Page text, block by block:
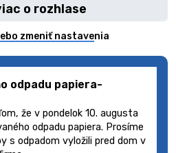
o rozhlase
zmeniť nastavenia
odpadu papiera-
že v pondelok 10. augusta
odpadu papiera. Prosíme
s odpadom vyložili pred dom v